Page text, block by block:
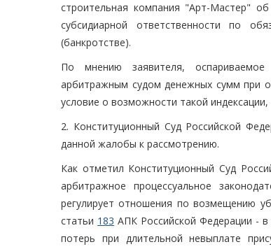
строительная компания "Арт-Мастер"
субсидиарной ответственности по
(банкротстве).
По мнению заявителя, оспариваемое
арбитражным судом денежных сумм при
условие о возможности такой
2. Конституционный Суд Российской
данной жалобы к рассмотрению.
Как отметил Конституционный Суд
арбитражное процессуальное
регулирует отношения по возмещению
статьи 183 АПК Российской Федерации -
потерь при длительной невыплате